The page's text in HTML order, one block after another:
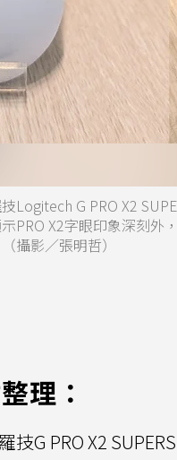
Logitech G PRO X2
PRO X2字眼印象深刻
攝影／張明哲）
理：
羅技G PRO X2